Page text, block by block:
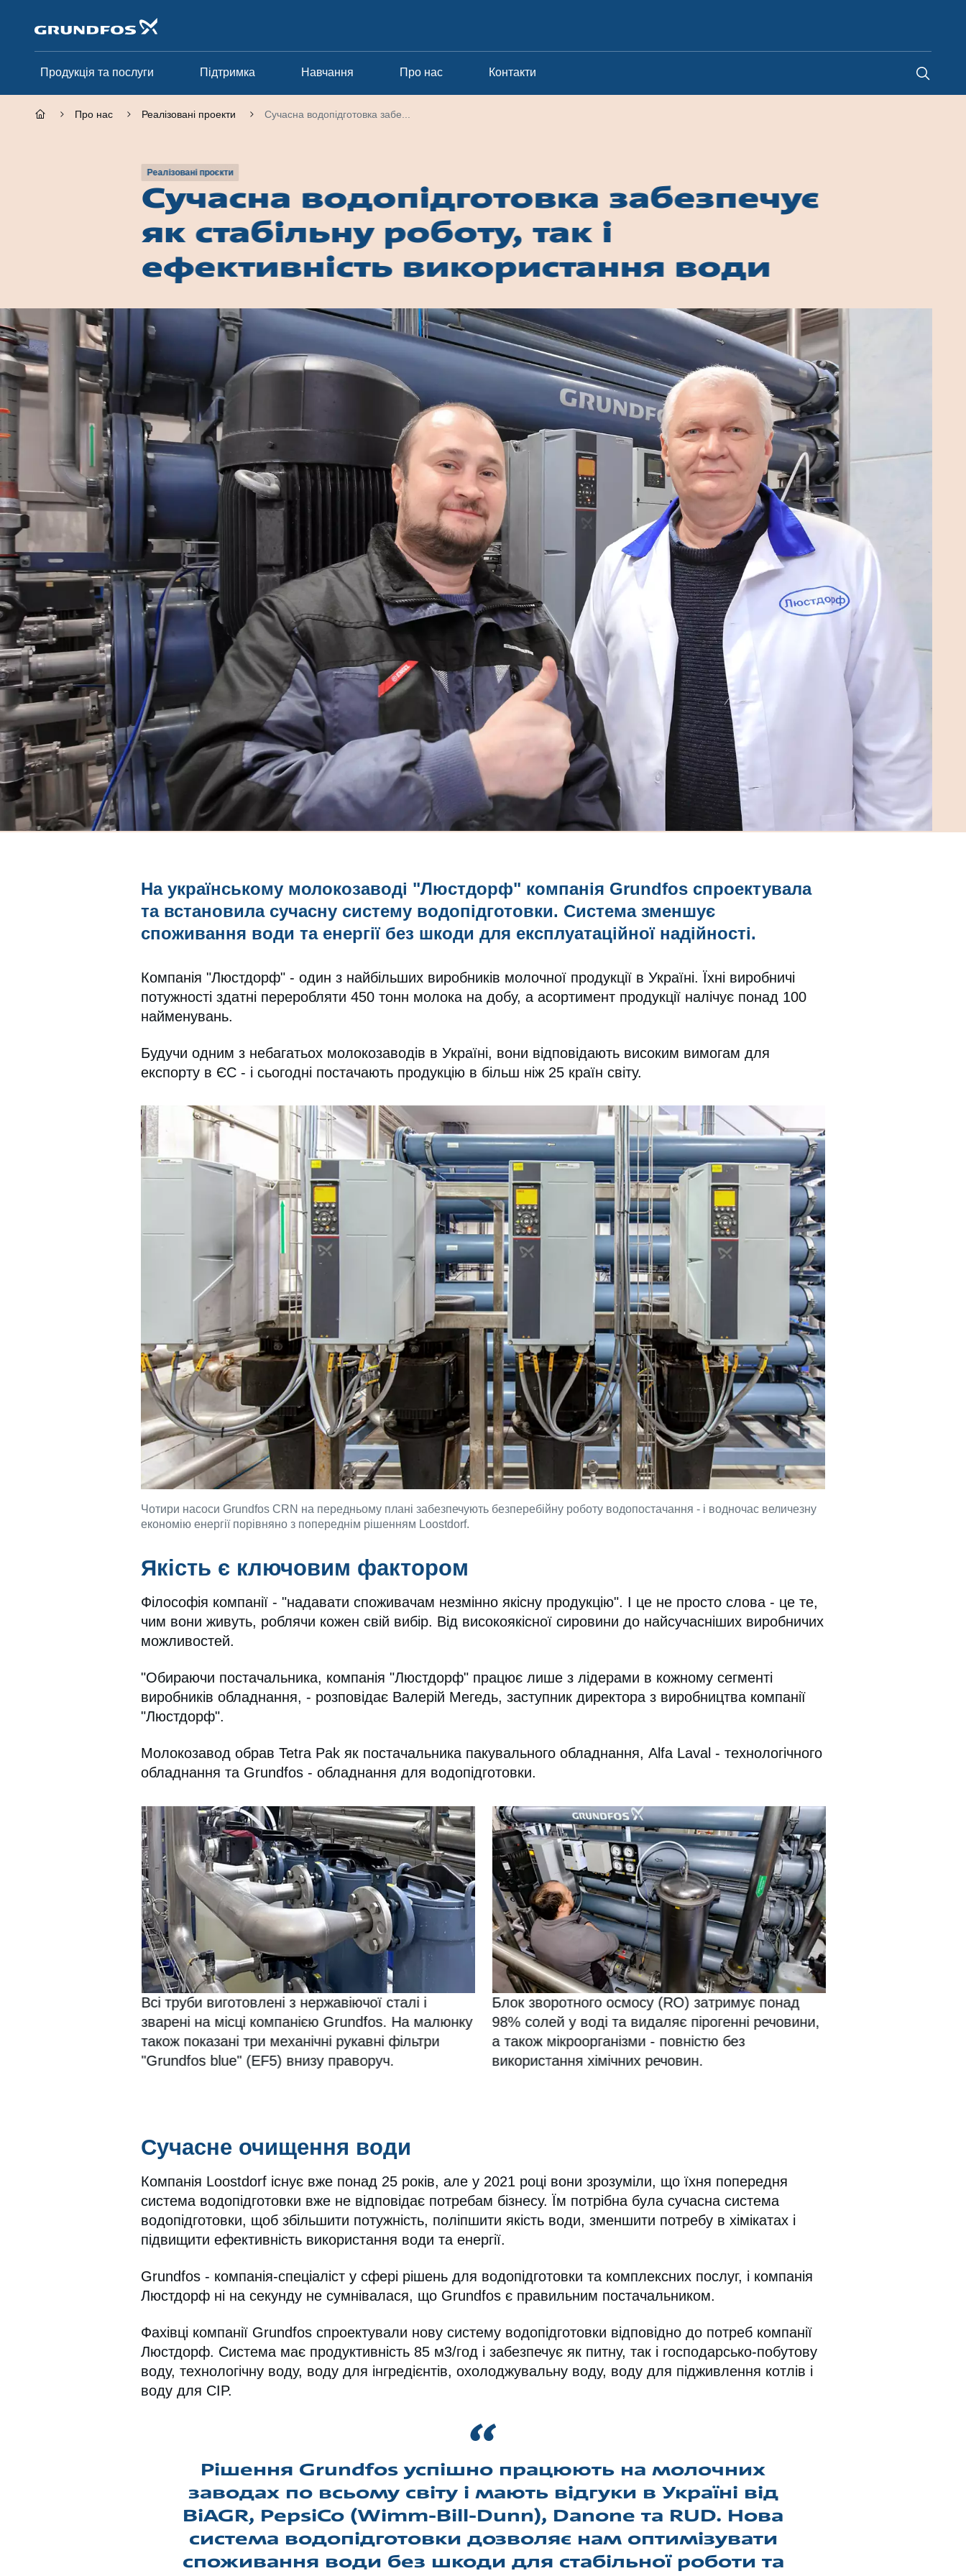
основного
контенту
Продукція та послуги Підтримка Навчання Про нас Контакти
Про нас Реалізовані проекти Сучасна водопідготовка забе...
Реалізовані проєкти
Сучасна водопідготовка забезпечує
як стабільну роботу, так і
ефективність використання води
На українському молокозаводі "Люстдорф" компанія Grundfos спроектувала
та встановила сучасну систему водопідготовки. Система зменшує
споживання води та енергії без шкоди для експлуатаційної надійності.
Компанія "Люстдорф" - один з найбільших виробників молочної продукції в Україні. Їхні виробничі
потужності здатні переробляти 450 тонн молока на добу, а асортимент продукції налічує понад 100
найменувань.
Будучи одним з небагатьох молокозаводів в Україні, вони відповідають високим вимогам для
експорту в ЄС - і сьогодні постачають продукцію в більш ніж 25 країн світу.
Чотири насоси Grundfos CRN на передньому плані забезпечують безперебійну роботу водопостачання - і водночас величезну
економію енергії порівняно з попереднім рішенням Loostdorf.
Якість є ключовим фактором
Філософія компанії - "надавати споживачам незмінно якісну продукцію". І це не просто слова - це те,
чим вони живуть, роблячи кожен свій вибір. Від високоякісної сировини до найсучасніших виробничих
можливостей.
"Обираючи постачальника, компанія "Люстдорф" працює лише з лідерами в кожному сегменті
виробників обладнання, - розповідає Валерій Мегедь, заступник директора з виробництва компанії
"Люстдорф".
Молокозавод обрав Tetra Pak як постачальника пакувального обладнання, Alfa Laval - технологічного
обладнання та Grundfos - обладнання для водопідготовки.
Всі труби виготовлені з нержавіючої сталі і
зварені на місці компанією Grundfos. На малюнку
також показані три механічні рукавні фільтри
"Grundfos blue" (EF5) внизу праворуч.
Блок зворотного осмосу (RO) затримує понад
98% солей у воді та видаляє пірогенні речовини,
а також мікроорганізми - повністю без
використання хімічних речовин.
Сучасне очищення води
Компанія Loostdorf існує вже понад 25 років, але у 2021 році вони зрозуміли, що їхня попередня
система водопідготовки вже не відповідає потребам бізнесу. Їм потрібна була сучасна система
водопідготовки, щоб збільшити потужність, поліпшити якість води, зменшити потребу в хімікатах і
підвищити ефективність використання води та енергії.
Grundfos - компанія-спеціаліст у сфері рішень для водопідготовки та комплексних послуг, і компанія
Люстдорф ні на секунду не сумнівалася, що Grundfos є правильним постачальником.
Фахівці компанії Grundfos спроектували нову систему водопідготовки відповідно до потреб компанії
Люстдорф. Система має продуктивність 85 м3/год і забезпечує як питну, так і господарсько-побутову
воду, технологічну воду, воду для інгредієнтів, охолоджувальну воду, воду для підживлення котлів і
воду для CIP.
Рішення Grundfos успішно працюють на молочних
заводах по всьому світу і мають відгуки в Україні від
BiAGR, PepsiCo (Wimm-Bill-Dunn), Danone та RUD. Нова
система водопідготовки дозволяє нам оптимізувати
споживання води без шкоди для стабільної роботи та